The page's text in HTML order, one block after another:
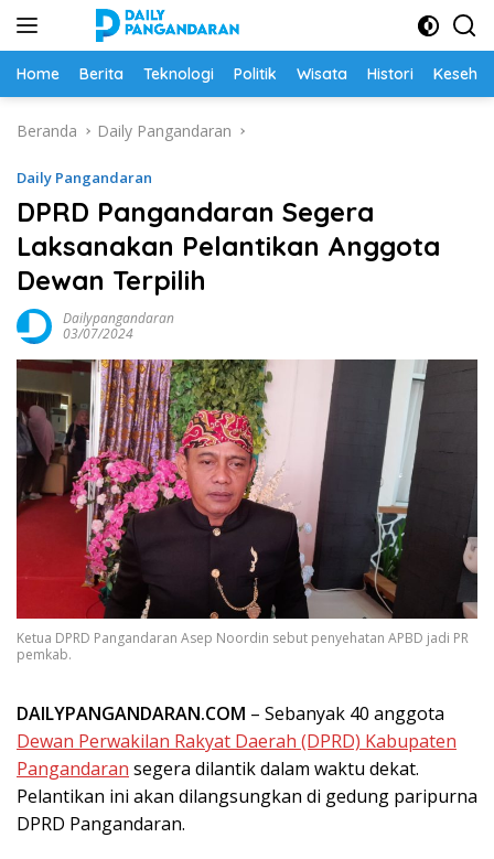
Home Berita Teknologi Politik Wisata Histori
Beranda Daily Pangandaran
Daily Pangandaran
DPRD Pangandaran Segera
Laksanakan Pelantikan Anggota
Dewan Terpilih
Dailypangandaran
03/07/2024
Ketua DPRD Pangandaran Asep Noordin sebut penyehatan APBD jadi PR
pemkab.
DAILYPANGANDARAN.COM – Sebanyak 40 anggota
Dewan Perwakilan Rakyat Daerah (DPRD) Kabupaten
Pangandaran segera dilantik dalam waktu dekat.
Pelantikan ini akan dilangsungkan di gedung paripurna
DPRD Pangandaran.